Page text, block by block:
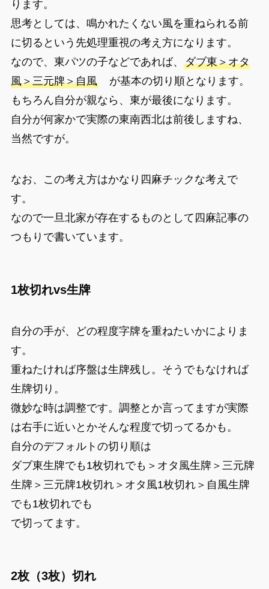
ります。
思考としては、鳴かれたくない風を重ねられる前
に切るという先処理重視の考え方になります。
なので、東パツの子などであれば、 ダブ東＞オタ
風＞三元牌＞自風が基本の切り順となります。
もちろん自分が親なら、東が最後になります。
自分が何家かで実際の東南西北は前後しますね、
当然ですが。
なお、この考え方はかなり四麻チックな考えで
す。
なので一旦北家が存在するものとして四麻記事の
つもりで書いています。
1枚切れvs生牌
自分の手が、どの程度字牌を重ねたいかによりま
す。
重ねたければ序盤は生牌残し。そうでもなければ
生牌切り。
微妙な時は調整です。調整とか言ってますが実際
は右手に近いとかそんな程度で切ってるかも。
自分のデフォルトの切り順は
ダブ東生牌でも1枚切れでも＞オタ風生牌＞三元牌
生牌＞三元牌1枚切れ＞オタ風1枚切れ＞自風生牌
でも1枚切れでも
で切ってます。
2枚（3枚）切れ